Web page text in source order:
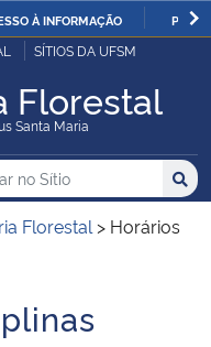
À INFORMAÇÃO
SÍTIOS DA UFSM
Florestal
Santa Maria
no no Sítio
Florestal > Horários